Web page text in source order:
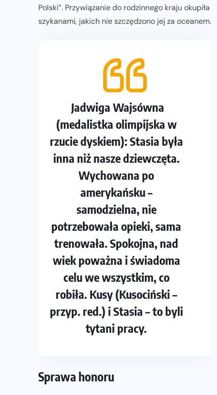
Polski”. Przywiązanie do rodzinnego kraju okupiła
szykanami, jakich nie szczędzono jej za oceanem.
Jadwiga Wajsówna
(medalistka olimpijska w
rzucie dyskiem): Stasia była
inna niż nasze dziewczęta.
Wychowana po
amerykańsku –
samodzielna, nie
potrzebowała opieki, sama
trenowała. Spokojna, nad
wiek poważna i świadoma
celu we wszystkim, co
robiła. Kusy (Kusociński –
przyp. red.) i Stasia – to byli
tytani pracy.
Sprawa honoru